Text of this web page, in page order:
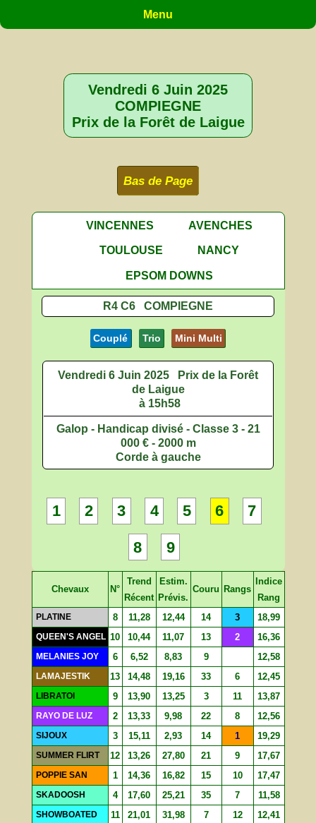
Menu
Vendredi 6 Juin 2025
COMPIEGNE
Prix de la Forêt de Laigue
Bas de Page
VINCENNES
AVENCHES
TOULOUSE
NANCY
EPSOM DOWNS
R4 C6 COMPIEGNE
Couplé Trio Mini Multi
Vendredi 6 Juin 2025
Prix de la Forêt
de Laigue
à 15h58
Galop - Handicap divisé - Classe 3 - 21
000 € - 2000 m
Corde à gauche
1 2 3 4 5 6 7
8 9
Chevaux N°
Trend
Récent
Estim.
Prévis.
Couru Rangs
Indice
Rang
PLATINE 8 11,28 12,44 14 3 18,99
QUEEN'S ANGEL 10 10,44 11,07 13 2 16,36
MELANIES JOY 6 6,52 8,83 9 12,58
LAMAJESTIK 13 14,48 19,16 33 6 12,45
LIBRATOI 9 13,90 13,25 3 11 13,87
RAYO DE LUZ 2 13,33 9,98 22 8 12,56
SIJOUX 3 15,11 2,93 14 1 19,29
SUMMER FLIRT 12 13,26 27,80 21 9 17,67
POPPIE SAN 1 14,36 16,82 15 10 17,47
SKADOOSH 4 17,60 25,21 35 7 11,58
SHOWBOATED 11 21,01 31,98 7 12 12,41